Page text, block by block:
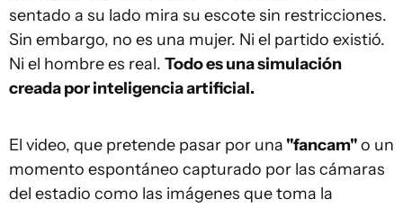
sentado a su lado mira su escote sin restricciones.
Sin embargo, no es una mujer. Ni el partido existió.
Ni el hombre es real. Todo es una simulación
creada por inteligencia artificial.
El video, que pretende pasar por una "fancam"o un
momento espontáneo capturado por las cámaras
del estadio como las imágenes que toma la